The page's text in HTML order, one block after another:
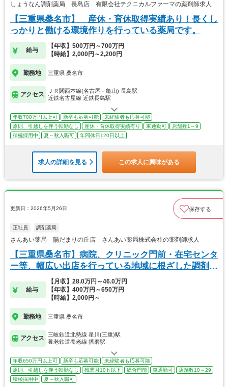
しょうなん調剤薬局 長島店 有限会社テクニカルファーマの薬剤師求人
【三重県桑名市】 産休・育休取得実績あり！長くし
っかりと働ける環境作りを行っている薬局です。
給与
【年収】500万円～700万円
【時給】2,000円～2,200円
勤務地 三重県 桑名市
アクセス
ＪＲ関西本線(名古屋－亀山) 長島駅
近鉄名古屋線 近鉄長島駅
年収700万円以上可 新卒も応募可能
未経験者も応募可能
原則、引越しを伴う転勤なし
産休・育休取得実績有り 車通勤可
店舗数1～9
積極採用中
夏～秋入職可 年間休日120日以上
求人の詳細を見る この求人に興味がある
更新日：2026年5月26日 保存する
正社員 調剤薬局
さんあい薬局 陽だまりの丘店 さんあい薬局株式会社の薬剤師求人
【三重県桑名市】病院、クリニック門前・在宅センタ
ー等、幅広い出店を行っている地域に根ざした調剤薬
給与
【月収】28.0万円～46.0万円
【年収】400万円～650万円
【時給】2,000円～
勤務地 三重県 桑名市
アクセス
三岐鉄道北勢線 星川(三重)駅
養老鉄道養老線 播磨駅
年収650万円以上可 新卒も応募可能
未経験者も応募可能
原則、引越しを伴う転勤なし
残業月10ｈ以下 総合門前 車通勤可
店舗数10～29
積極採用中
夏～秋入職可